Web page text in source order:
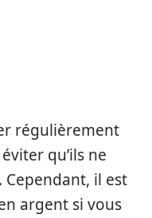
régulièrement
qu’ils ne
Cependant, il est
argent si vous